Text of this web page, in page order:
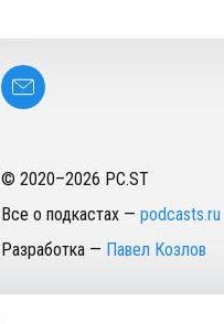
© 2020–2026 PC.ST
Все о подкастах — podcasts.ru
Разработка — Павел Козлов